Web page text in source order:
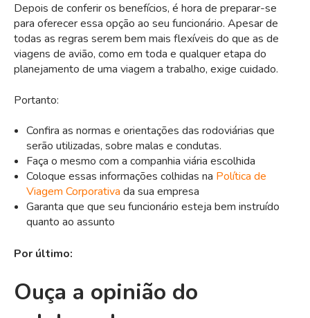
Depois de conferir os benefícios, é hora de preparar-se
para oferecer essa opção ao seu funcionário. Apesar de
todas as regras serem bem mais flexíveis do que as de
viagens de avião, como em toda e qualquer etapa do
planejamento de uma viagem a trabalho, exige cuidado.
Portanto:
Confira as normas e orientações das rodoviárias que
serão utilizadas, sobre malas e condutas.
Faça o mesmo com a companhia viária escolhida
Coloque essas informações colhidas na Política de
Viagem Corporativa da sua empresa
Garanta que que seu funcionário esteja bem instruído
quanto ao assunto
Por último:
Ouça a opinião do